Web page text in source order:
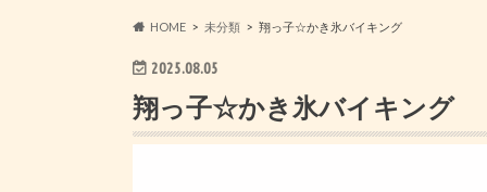
HOME 未分類 翔っ子☆かき氷バイキング
2025.08.05
翔っ子☆かき氷バイキング